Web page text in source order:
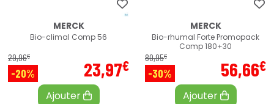
MERCK
Bio-climal Comp 56
29,96€
-20% 23,97€
Ajouter
MERCK
Bio-rhumal Forte Promopack
Comp 180+30
80,95€
-30% 56,66€
Ajouter